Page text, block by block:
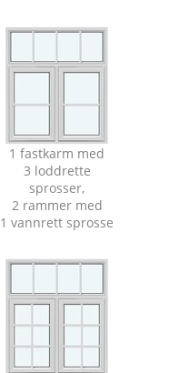
1 fastkarm med
3 loddrette
sprosser,
2 rammer med
1 vannrett sprosse